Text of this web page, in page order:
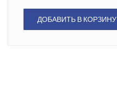
ДОБАВИТЬ В КОРЗИНУ